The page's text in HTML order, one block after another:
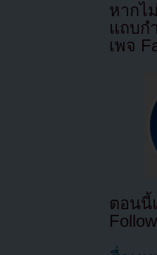
หากไ
แถบก
เพจ
ตอนนี้